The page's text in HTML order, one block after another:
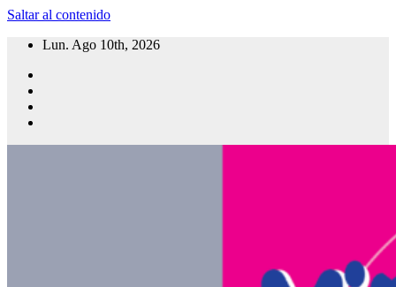
Saltar al contenido
Lun. Ago 10th, 2026